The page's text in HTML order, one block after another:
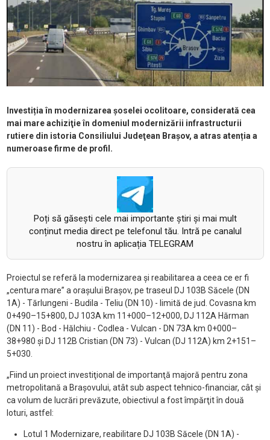
Investiția în modernizarea șoselei ocolitoare, considerată cea
mai mare achiziţie în domeniul modernizării infrastructurii
rutiere din istoria Consiliului Judeţean Braşov, a atras atenția a
numeroase firme de profil.
Poți să găsești cele mai importante știri și mai mult
conținut media direct pe telefonul tău. Intră pe canalul
nostru în aplicația TELEGRAM
Proiectul se referă la modernizarea și reabilitarea a ceea ce er fi
„centura mare” a orașului Brașov, pe traseul DJ 103B Săcele (DN
1A) - Tărlungeni - Budila - Teliu (DN 10) - limită de jud. Covasna km
0+490–15+800, DJ 103A km 11+000–12+000, DJ 112A Hărman
(DN 11) - Bod - Hălchiu - Codlea - Vulcan - DN 73A km 0+000–
38+980 și DJ 112B Cristian (DN 73) - Vulcan (DJ 112A) km 2+151–
5+030.
„Fiind un proiect investiţional de importanţă majoră pentru zona
metropolitană a Braşovului, atât sub aspect tehnico-financiar, cât şi
ca volum de lucrări prevăzute, obiectivul a fost împărţit în două
loturi, astfel:
Lotul 1 Modernizare, reabilitare DJ 103B Săcele (DN 1A) -